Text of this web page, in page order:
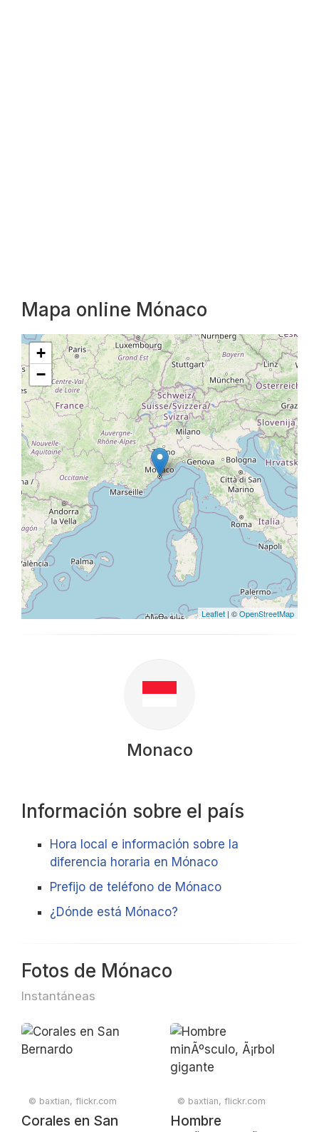
Mapa online Mónaco
+
−
Leaflet | ©OpenStreetMap
Monaco
Información sobre el país
Hora local e información sobre la
diferencia horaria en Mónaco
Prefijo de teléfono de Mónaco
¿Dónde está Mónaco?
Fotos de Mónaco
Instantáneas
© baxtian, flickr.com
Corales en San
© baxtian, flickr.com
Hombre